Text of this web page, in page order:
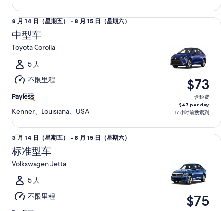
16
日
（星
期
8
月
14
（星
期
五）
至
8
15
日
（星
期
8 月 14 日（星期五） - 8 月 15 日（星期六）
中型车
Toyota Corolla
5 人
不限里程
Kenner、Louisiana、USA
$73
含税费
$47 per day
17 小时前搜索到
中型车 Toyota Corolla
8
月
14
（星
期
五）
8 月 14 日（星期五） - 8 月 15 日（星期六）
标准型车
Volkswagen Jetta
5 人
不限里程
$75
标准型车 Volkswagen Jetta